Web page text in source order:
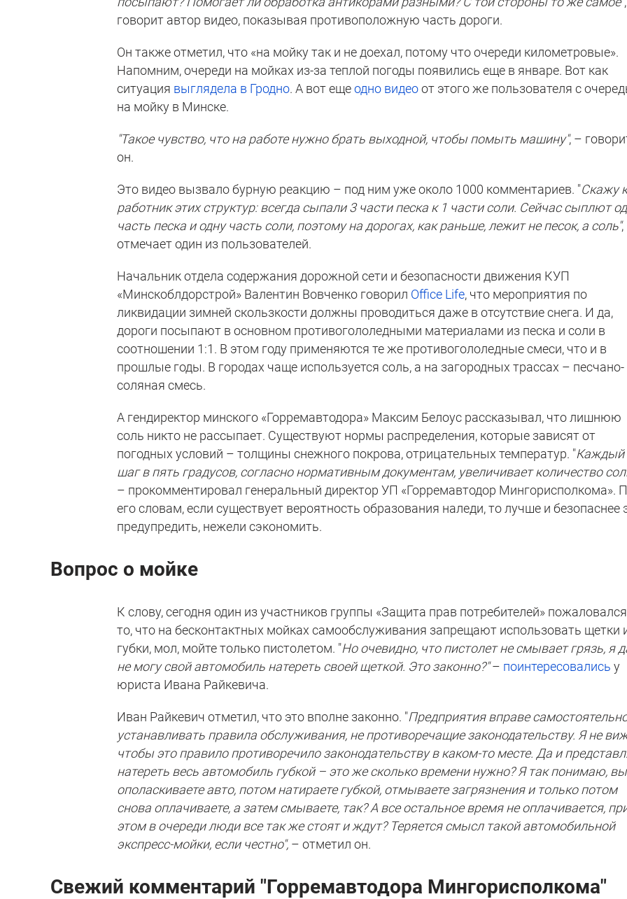
говорит автор видео, показывая противоположную часть дороги.
Он также отметил, что «на мойку так и не доехал, потому что очереди километровые».
Напомним, очереди на мойках из-за теплой погоды появились еще в январе. Вот как
ситуация выглядела в Гродно. А вот ещеодно видеоот этого же пользователя с
на мойку в Минске.
"Такое чувство, что на работе нужно брать выходной, чтобы помыть машину", –
он.
Это видео вызвало бурную реакцию – под ним уже около 1000 комментариев. "Скажу
работник этих структур: всегда сыпали 3 части песка к 1 части соли. Сейчас сыплют
часть песка и одну часть соли, поэтому на дорогах, как раньше, лежит не песок, а соль",
отмечает один из пользователей.
Начальник отдела содержания дорожной сети и безопасности движения КУП
«Минскоблдорстрой» Валентин Вовченко говорил Office Life, что мероприятия по
ликвидации зимней скользкости должны проводиться даже в отсутствие снега. И да,
дороги посыпают в основном противогололедными материалами из песка и соли в
соотношении 1:1. В этом году применяются те же противогололедные смеси, что и в
прошлые годы. В городах чаще используется соль, а на загородных трассах – песчано-
соляная смесь.
А гендиректор минского «Горремавтодора» Максим Белоус рассказывал, что лишнюю
соль никто не рассыпает. Существуют нормы распределения, которые зависят от
погодных условий – толщины снежного покрова, отрицательных температур. "Каждый
шаг в пять градусов, согласно нормативным документам, увеличивает количество
– прокомментировал генеральный директор УП «Горремавтодор Мингорисполкома».
его словам, если существует вероятность образования наледи, то лучше и безопаснее
предупредить, нежели сэкономить.
Вопрос о мойке
К слову, сегодня один из участников группы «Защита прав потребителей»
то, что на бесконтактных мойках самообслуживания запрещают использовать щетки
губки, мол, мойте только пистолетом. "Но очевидно, что пистолет не смывает грязь, я
не могу свой автомобиль натереть своей щеткой. Это законно?"– поинтересовались у
юриста Ивана Райкевича.
Иван Райкевич отметил, что это вполне законно. "Предприятия вправе
устанавливать правила обслуживания, не противоречащие законодательству. Я не
чтобы это правило противоречило законодательству в каком-то месте. Да и
натереть весь автомобиль губкой – это же сколько времени нужно? Я так понимаю, вы
ополаскиваете авто, потом натираете губкой, отмываете загрязнения и только потом
снова оплачиваете, а затем смываете, так? А все остальное время не оплачивается,
этом в очереди люди все так же стоят и ждут? Теряется смысл такой автомобильной
экспресс-мойки, если честно", – отметил он.
Свежий комментарий "Горремавтодора Мингорисполкома"